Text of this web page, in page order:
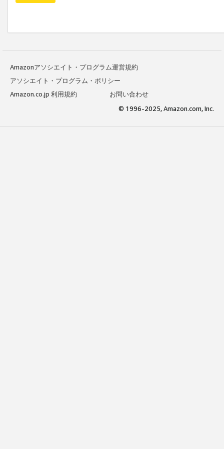
Amazonアソシエイト・プログラム運営規約
アソシエイト・プログラム・ポリシー
Amazon.co.jp 利用規約
お問い合わせ
© 1996-2025, Amazon.com, Inc.